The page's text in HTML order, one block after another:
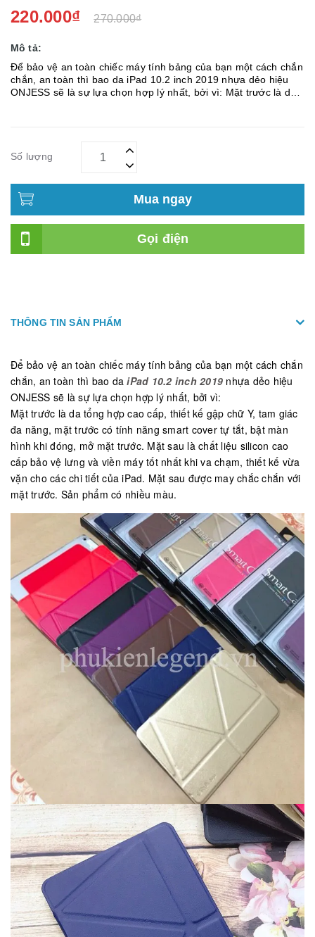
220.000₫ 270.000₫
Mô tả:
Để bảo vệ an toàn chiếc máy tính bảng của bạn một cách chắn
chắn, an toàn thì bao da iPad 10.2 inch 2019 nhựa dẻo hiệu
ONJESS sẽ là sự lựa chọn hợp lý nhất, bởi vì: Mặt trước là da
Số lượng
Mua ngay
Gọi điện
THÔNG TIN SẢN PHẨM
Để bảo vệ an toàn chiếc máy tính bảng của bạn một cách chắn
chắn, an toàn thì bao daiPad 10.2 inch 2019 nhựa dẻo hiệu
ONJESS sẽ là sự lựa chọn hợp lý nhất, bởi vì:
Mặt trước là da tổng hợp cao cấp, thiết kế gập chữ Y, tam giác
đa năng, mặt trước có tính năng smart cover tự tắt, bật màn
hình khi đóng, mở mặt trước. Mặt sau là chất liệu silicon cao
cấp bảo vệ lưng và viền máy tốt nhất khi va chạm, thiết kế vừa
vặn cho các chi tiết của iPad. Mặt sau được may chắc chắn với
mặt trước. Sản phẩm có nhiều màu.